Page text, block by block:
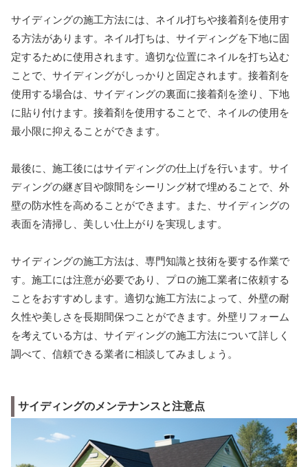
サイディングの施工方法には、ネイル打ちや接着剤を使用す
る方法があります。ネイル打ちは、サイディングを下地に固
定するために使用されます。適切な位置にネイルを打ち込む
ことで、サイディングがしっかりと固定されます。接着剤を
使用する場合は、サイディングの裏面に接着剤を塗り、下地
に貼り付けます。接着剤を使用することで、ネイルの使用を
最小限に抑えることができます。
最後に、施工後にはサイディングの仕上げを行います。サイ
ディングの継ぎ目や隙間をシーリング材で埋めることで、外
壁の防水性を高めることができます。また、サイディングの
表面を清掃し、美しい仕上がりを実現します。
サイディングの施工方法は、専門知識と技術を要する作業で
す。施工には注意が必要であり、プロの施工業者に依頼する
ことをおすすめします。適切な施工方法によって、外壁の耐
久性や美しさを長期間保つことができます。外壁リフォーム
を考えている方は、サイディングの施工方法について詳しく
調べて、信頼できる業者に相談してみましょう。
サイディングのメンテナンスと注意点